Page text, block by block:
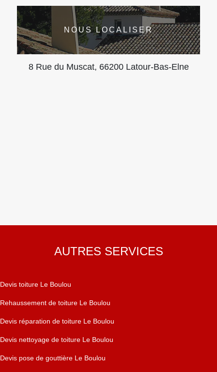
NOUS LOCALISER
8 Rue du Muscat, 66200 Latour-Bas-Elne
AUTRES SERVICES
Devis toiture Le Boulou
Rehaussement de toiture Le Boulou
Devis réparation de toiture Le Boulou
Devis nettoyage de toiture Le Boulou
Devis pose de gouttière Le Boulou